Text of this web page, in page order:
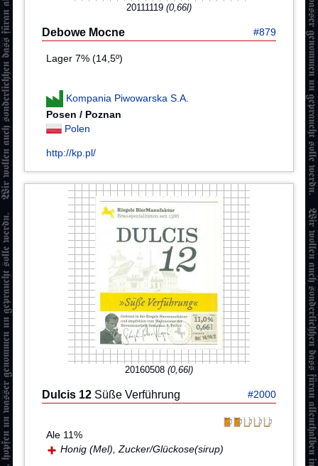
20111119 (0,66l)
Debowe Mocne #879
Lager 7% (14,5º)
Kompania Piwowarska S.A.
Posen / Poznan
Polen
http://kp.pl/
20160508 (0,66l)
Dulcis 12 Süße Verführung #2000
Ale 11%
Honig (Mel), Zucker/Glückose(sirup)